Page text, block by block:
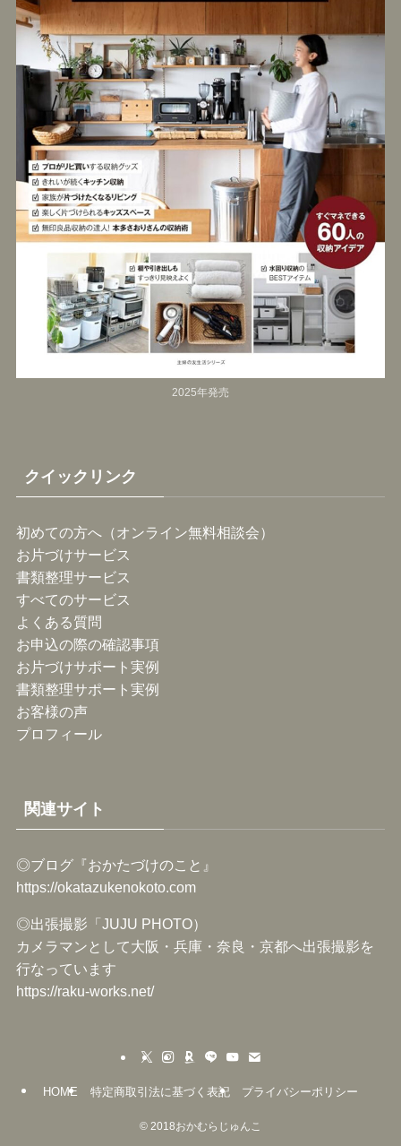
2025年発売
クイックリンク
初めての方へ（オンライン無料相談会）
お片づけサービス
書類整理サービス
すべてのサービス
よくある質問
お申込の際の確認事項
お片づけサポート実例
書類整理サポート実例
お客様の声
プロフィール
関連サイト
◎ブログ『おかたづけのこと』
https://okatazukenokoto.com
◎出張撮影「JUJU PHOTO）
カメラマンとして大阪・兵庫・奈良・京都へ出張撮影を
行なっています
https://raku-works.net/
HOME 特定商取引法に基づく表記 プライバシーポリシー
© 2018おかむらじゅんこ